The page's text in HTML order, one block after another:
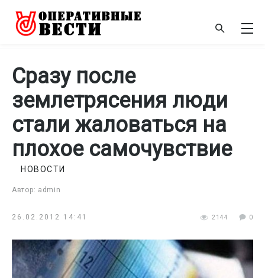
Сразу после
землетрясения люди
стали жаловаться на
плохое самочувствие
Автор: admin
НОВОСТИ
26.02.2012 14:41 2144 0